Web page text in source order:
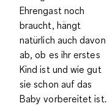
Ehrengast noch
braucht, hängt
natürlich auch davon
ab, ob es ihr erstes
Kind ist und wie gut
sie schon auf das
Baby vorbereitet ist.